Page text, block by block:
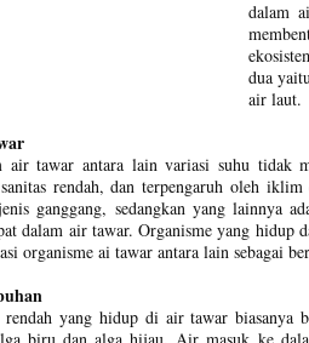
dalam
dua
air laut.
air tawar antara lain variasi suhu tidak
rendah, dan terpengaruh oleh
ganggang, sedangkan yang lainnya
dalam air tawar. Organisme yang hidup
organisme ai tawar antara lain sebagai
yang hidup di air tawar biasanya